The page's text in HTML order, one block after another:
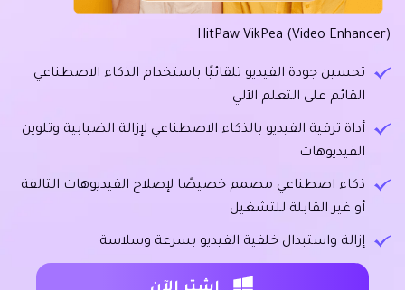
HitPaw VikPea (Video Enhancer)
تحسين جودة الفيديو تلقائيًا باستخدام الذكاء الاصطناعي
القائم على التعلم الآلي
أداة ترقية الفيديو بالذكاء الاصطناعي لإزالة الضبابية وتلوين
الفيديوهات
ذكاء اصطناعي مصمم خصيصًا لإصلاح الفيديوهات التالفة
أو غير القابلة للتشغيل
إزالة واستبدال خلفية الفيديو بسرعة وسلاسة